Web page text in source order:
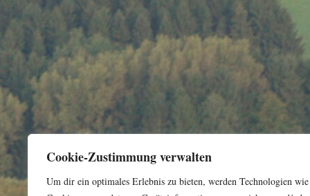
Cookie-Zustimmung verwalten
Um dir ein optimales Erlebnis zu bieten, werden Technologien wie